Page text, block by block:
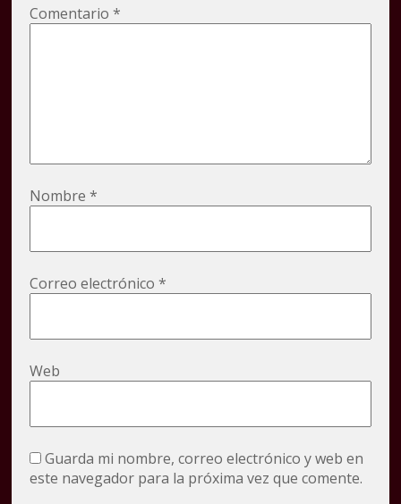
Comentario*
Nombre*
Correo electrónico*
Web
Guarda mi nombre, correo electrónico y web en
este navegador para la próxima vez que comente.